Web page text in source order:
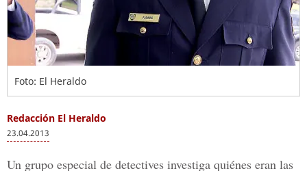
Foto: El Heraldo
Redacción El Heraldo
23.04.2013
Un grupo especial de detectives investiga quiénes eran las